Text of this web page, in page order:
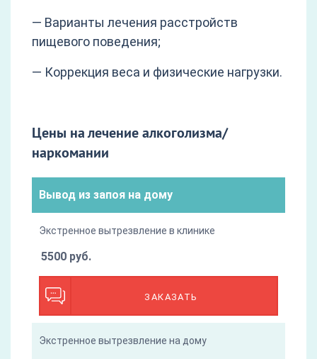
— Варианты лечения расстройств
пищевого поведения;
— Коррекция веса и физические нагрузки.
Цены на лечение алкоголизма/
наркомании
Вывод из запоя на дому
Экстренное вытрезвление в клинике
ЗАКАЗАТЬ
5500 руб.
Экстренное вытрезвление на дому